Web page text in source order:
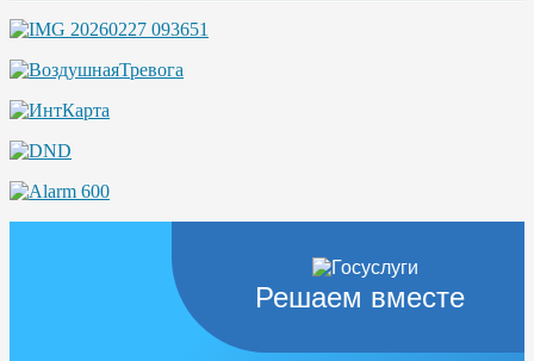
Решаем вместе